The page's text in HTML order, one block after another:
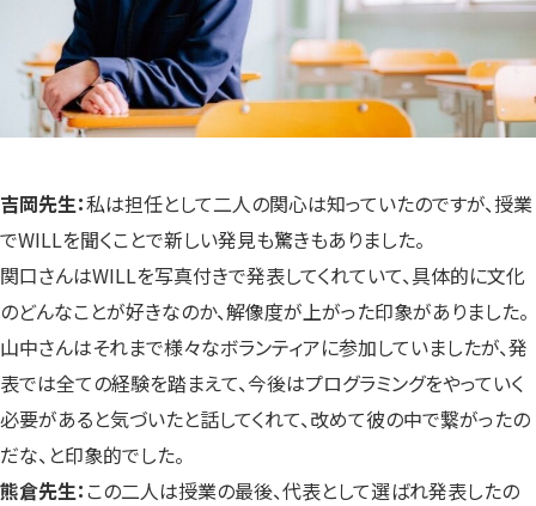
吉岡先生：私は担任として二人の関心は知っていたのですが、授業
でWILLを聞くことで新しい発見も驚きもありました。
関口さんはWILLを写真付きで発表してくれていて、具体的に文化
のどんなことが好きなのか、解像度が上がった印象がありました。
山中さんはそれまで様々なボランティアに参加していましたが、発
表では全ての経験を踏まえて、今後はプログラミングをやっていく
必要があると気づいたと話してくれて、改めて彼の中で繋がったの
だな、と印象的でした。
熊倉先生： この二人は授業の最後、代表として選ばれ発表したの